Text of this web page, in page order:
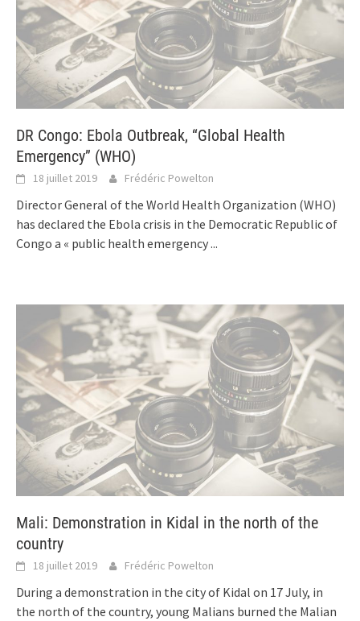
DR Congo: Ebola Outbreak, “Global Health
Emergency” (WHO)
18 juillet 2019 Frédéric Powelton
Director General of the World Health Organization (WHO)
has declared the Ebola crisis in the Democratic Republic of
Congo a « public health emergency...
Mali: Demonstration in Kidal in the north of the
country
18 juillet 2019 Frédéric Powelton
During a demonstration in the city of Kidal on 17 July, in
the north of the country, young Malians burned the Malian